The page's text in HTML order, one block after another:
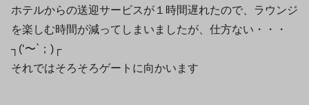
ホテルからの送迎サービスが１時間遅れたので、ラウンジ
を楽しむ時間が減ってしまいましたが、仕方ない・・・
┐(‘〜`；)┌
それではそろそろゲートに向かいます